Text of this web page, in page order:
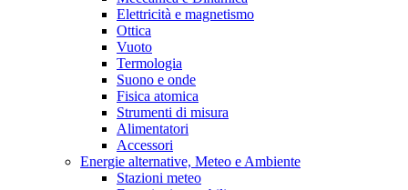
Elettricità e magnetismo
Ottica
Vuoto
Termologia
Suono e onde
Fisica atomica
Strumenti di misura
Alimentatori
Accessori
Energie alternative, Meteo e Ambiente
Stazioni meteo